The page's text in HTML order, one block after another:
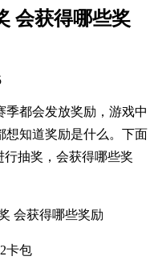
会获得哪些奖
都会发放奖励，游戏中
想知道奖励是什么。下面
行抽奖，会获得哪些奖
包